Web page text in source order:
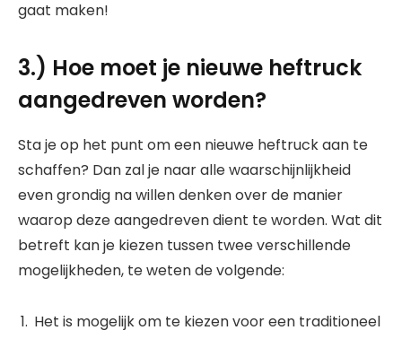
gaat maken!
3.) Hoe moet je nieuwe heftruck
aangedreven worden?
Sta je op het punt om een nieuwe heftruck aan te
schaffen? Dan zal je naar alle waarschijnlijkheid
even grondig na willen denken over de manier
waarop deze aangedreven dient te worden. Wat dit
betreft kan je kiezen tussen twee verschillende
mogelijkheden, te weten de volgende:
Het is mogelijk om te kiezen voor een traditioneel